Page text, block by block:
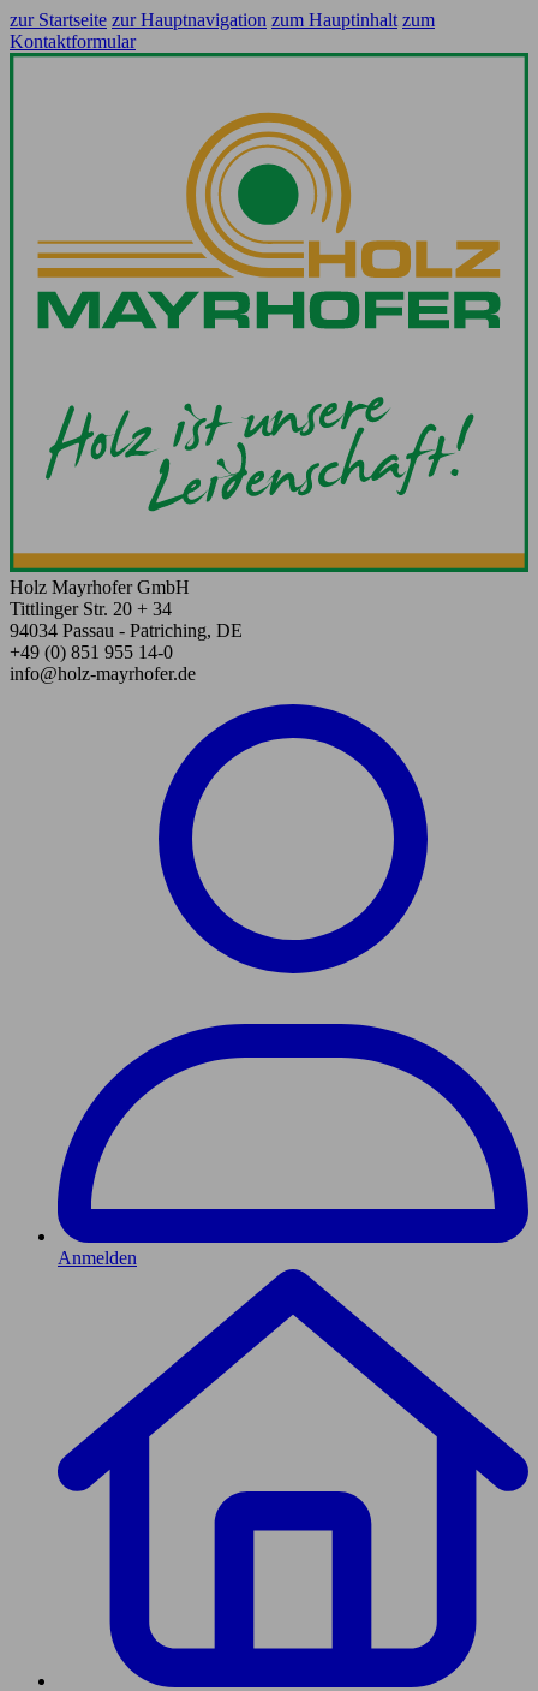
zur Startseite zur Hauptnavigation zum Hauptinhalt zum
Kontaktformular
Holz Mayrhofer GmbH
Tittlinger Str. 20 + 34
94034 Passau - Patriching, DE
+49 (0) 851 955 14-0
info@holz-mayrhofer.de
Anmelden